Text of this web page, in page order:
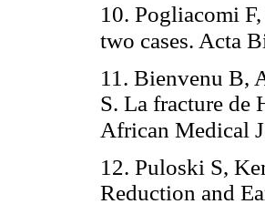
10. Pogliacomi
two cases. Acta
11. Bienvenu B,
S. La fracture de
African Medical
12. Puloski S,
Reduction and